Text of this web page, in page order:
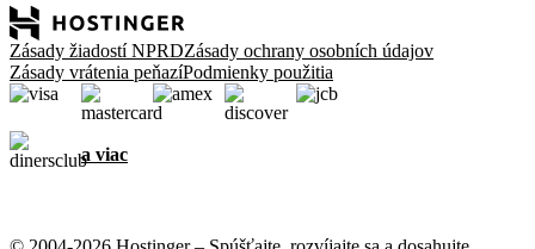
Zásady žiadostí NPRDZásady ochrany osobních údajov
Zásady vrátenia peňazíPodmienky použitia
a viac